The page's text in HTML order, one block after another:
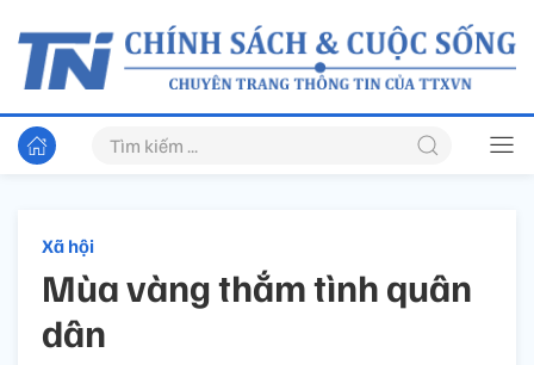
Xã hội
Mùa vàng thắm tình quân
dân